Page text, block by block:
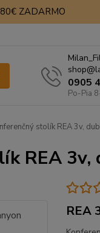
ZADARMO
0905
Po-Pia
stolík REA 3v,
REA 3v,
REA